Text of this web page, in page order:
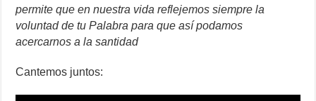
permite que en nuestra vida reflejemos siempre la
voluntad de tu Palabra para que así podamos
acercarnos a la santidad
Cantemos juntos: